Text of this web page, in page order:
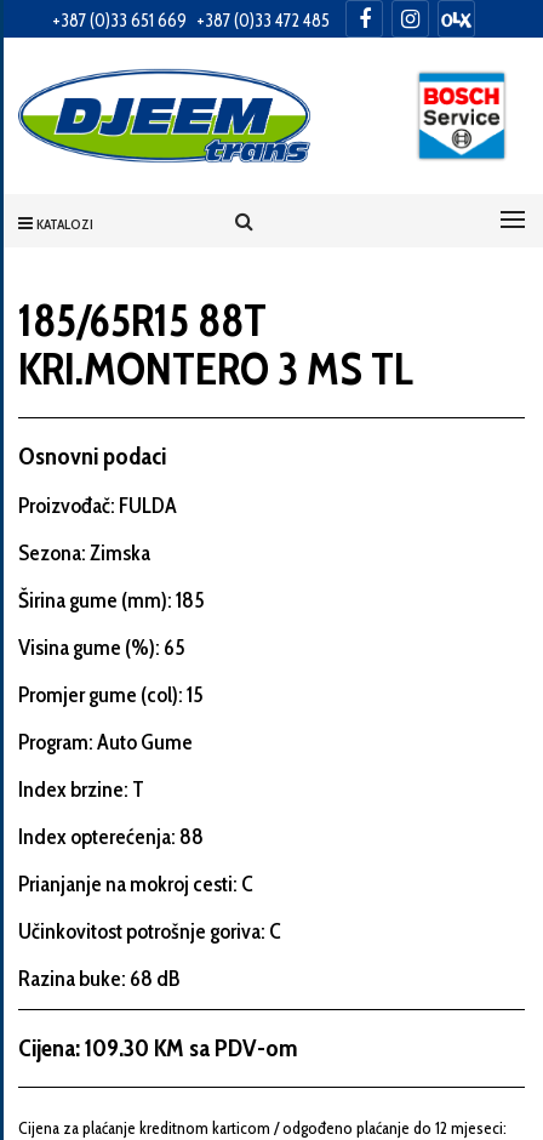
+387 (0)33 651 669 +387 (0)33 472 485
KATALOZI
Informacije
o
Vaša
Broj
Informacije
o
automobila
motora
185/65R15 88T
KRI.MONTERO 3 MS TL
Osnovni podaci
Proizvođač: FULDA
Sezona: Zimska
Širina gume (mm): 185
Visina gume (%): 65
Promjer gume (col): 15
Program: Auto Gume
Index brzine: T
Index opterećenja: 88
Prianjanje na mokroj cesti: C
Učinkovitost potrošnje goriva: C
Razina buke: 68 dB
Cijena: 109.30 KM sa PDV-om
Cijena za plaćanje kreditnom karticom / odgođeno plaćanje do 12 mjeseci: